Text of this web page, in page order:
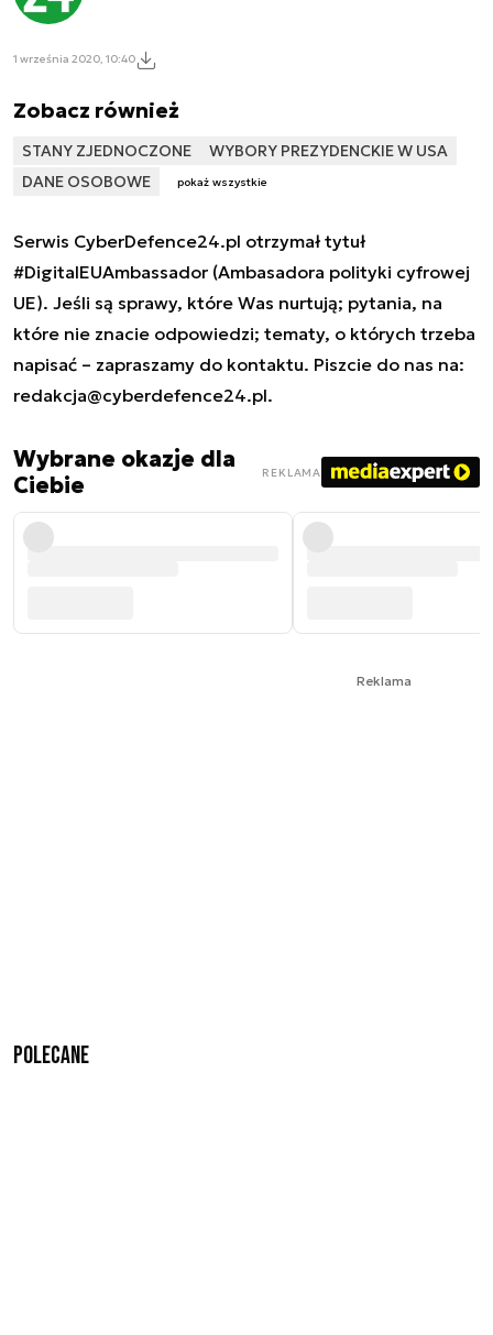
1 września 2020, 10:40
Zobacz również
STANY ZJEDNOCZONE
WYBORY PREZYDENCKIE W USA
DANE OSOBOWE
pokaż wszystkie
Serwis CyberDefence24.pl otrzymał tytuł
#DigitalEUAmbassador (Ambasadora polityki cyfrowej
UE). Jeśli są sprawy, które Was nurtują; pytania, na
które nie znacie odpowiedzi; tematy, o których trzeba
napisać – zapraszamy do kontaktu. Piszcie do nas na:
redakcja@cyberdefence24.pl.
Wybrane okazje dla
Ciebie
REKLAMA
Reklama
Polecane